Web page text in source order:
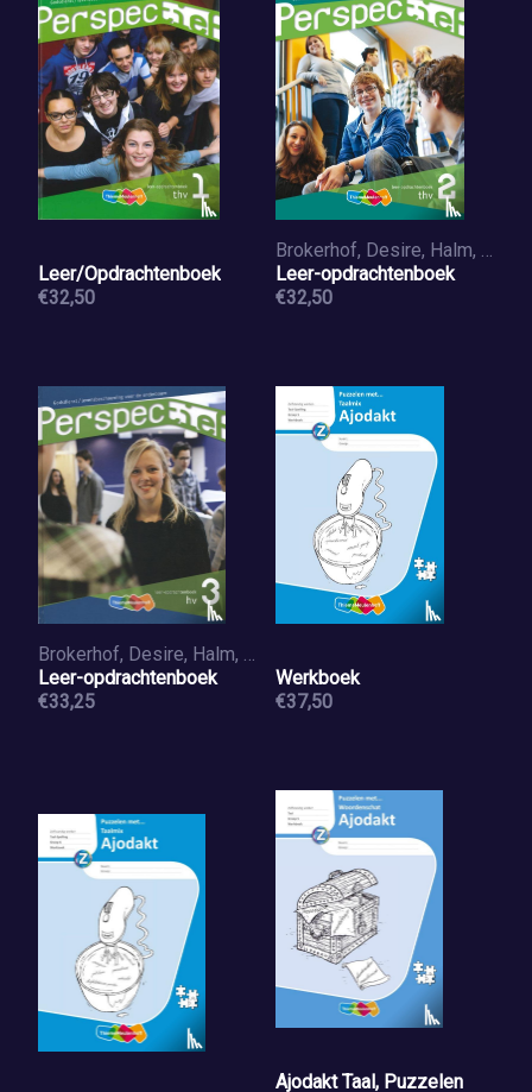
Leer/Opdrachtenboek
€32,50
Brokerhof, Desire, Halm, Hilde van, Bron, Mattijs
Leer-opdrachtenboek
€32,50
Brokerhof, Desire, Halm, Hilde van, Bron, Mattijs, Brokerhof, Inge
Leer-opdrachtenboek
€33,25
Werkboek
€37,50
Ajodakt Taal, Puzzelen